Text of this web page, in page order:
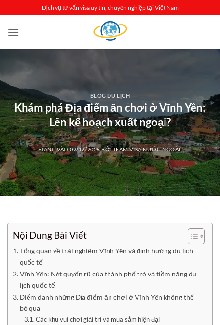
qua
nội
Dịch vụ tư vấn visa uy tín, chuyên nghiệp tại Việt Nam
BLOG DU LỊCH
Khám phá Địa điểm ăn chơi ở Vĩnh Yên:
Lên kế hoạch xuất ngoại?
ĐĂNG VÀO02/12/2025BỞITEAM VISA NƯỚC NGOÀI
Nội Dung Bài Viết
Tổng quan về trải nghiệm Vĩnh Yên và định hướng du lịch
quốc tế
Vĩnh Yên: Nét quyến rũ của thành phố trẻ và tiềm năng du
lịch quốc tế
Điểm danh những Địa điểm ăn chơi ở Vĩnh Yên không thể
bỏ qua
Các khu vui chơi giải trí và mua sắm hiện đại